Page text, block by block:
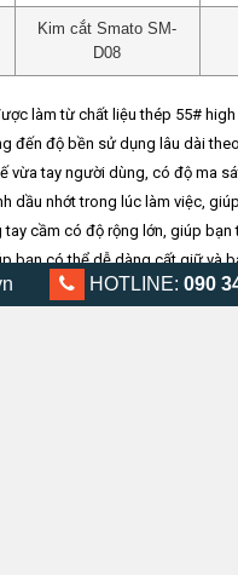
Kim cắt Smato SM-
D08
làm từ chất liệu thép 55#
đến độ bền sử dụng lâu dài
vừa tay người dùng, có độ ma
dầu nhớt trong lúc làm việc,
cầm có độ rộng lớn, giúp
bạn có thể dễ dàng cất giữ và
được dùng phổ biến trong
HOTLINE: 090
0903 404 352